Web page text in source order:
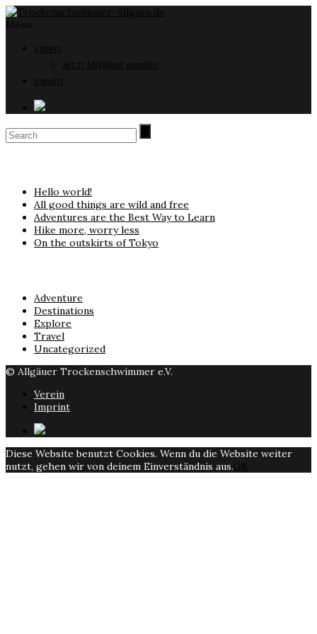
Menu
Verein
Jetzt Mitglied werden
Imprint
Hello world!
All good things are wild and free
Adventures are the Best Way to Learn
Hike more, worry less
On the outskirts of Tokyo
Adventure
Destinations
Explore
Travel
Uncategorized
© Allgäuer Trockenschwimmer e.V.
Verein
Imprint
Diese Website benutzt Cookies. Wenn du die Website weiter
nutzt, gehen wir von deinem Einverständnis aus.OK